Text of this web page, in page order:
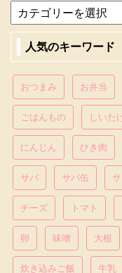
人気のキーワード
おつまみ お弁当
ごはんもの しいた
にんじん ひき肉
サバ サバ缶
チーズ トマト
卵 味噌 大根
炊き込みご飯 牛乳